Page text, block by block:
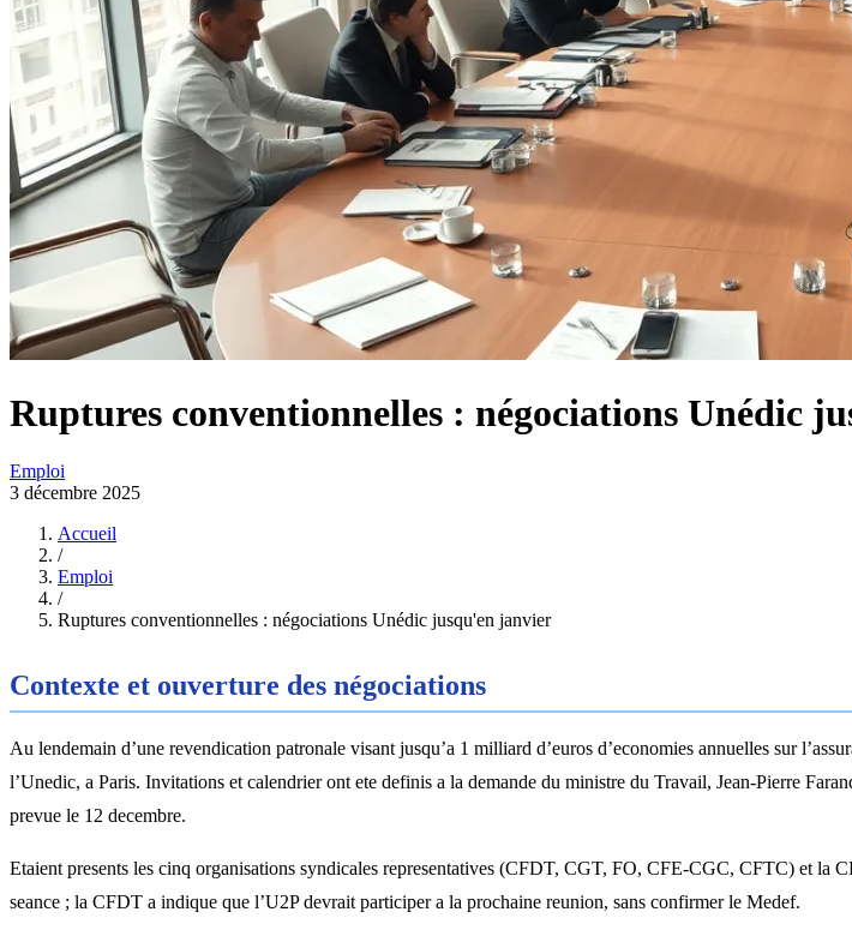
Ruptures conventionnelles : négociations Unédic
Emploi
3 décembre 2025
Accueil
/
Emploi
/
Ruptures conventionnelles : négociations Unédic jusqu'en janvier
Contexte et ouverture des négociations
Au lendemain d’une revendication patronale visant jusqu’a 1 milliard d’euros d’economies annuelles sur
l’Unedic, a Paris. Invitations et calendrier ont ete definis a la demande du ministre du Travail, Jean-Pierre
prevue le 12 decembre.
Etaient presents les cinq organisations syndicales representatives (CFDT, CGT, FO, CFE-CGC, CFTC) et la
seance ; la CFDT a indique que l’U2P devrait participer a la prochaine reunion, sans confirmer le Medef.